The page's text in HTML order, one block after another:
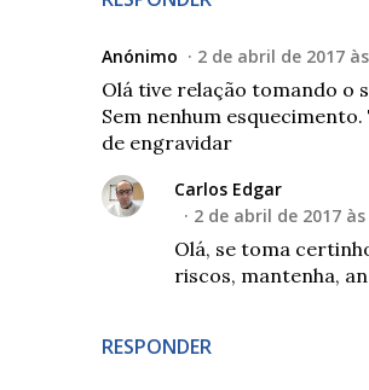
Anónimo 2 de abril de 2017
Olá tive relação tomando o
Sem nenhum esquecimento.
de engravidar
RESPONDER
Carlos Edgar
2 de abril de 2017 às
Olá, se toma
riscos, mantenha,